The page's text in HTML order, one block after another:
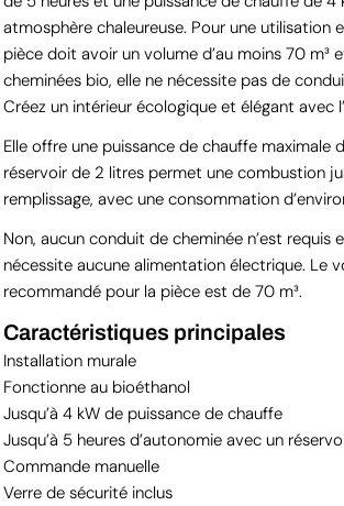
atmosphère chaleureuse. Pour une utilisation
pièce doit avoir un volume d’au moins 70 m³
cheminées bio, elle ne nécessite pas de
Créez un intérieur écologique et élégant avec
Elle offre une puissance de chauffe maximale
réservoir de 2 litres permet une combustion
remplissage, avec une consommation
Non, aucun conduit de cheminée n’est requis
nécessite aucune alimentation électrique. Le
recommandé pour la pièce est de 70 m³.
Caractéristiques principales
Installation murale
Fonctionne au bioéthanol
Jusqu’à 4 kW de puissance de chauffe
Jusqu’à 5 heures d’autonomie avec un
Commande manuelle
Verre de sécurité inclus